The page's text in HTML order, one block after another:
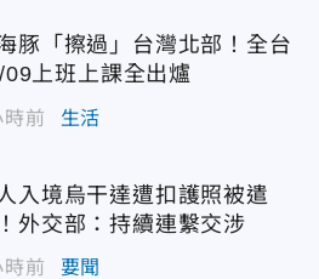
豚「擦過」台灣北部！全台
上班上課全出爐
時前 生活
入境烏干達遭扣護照被遣
外交部：持續連繫交涉
時前 要聞